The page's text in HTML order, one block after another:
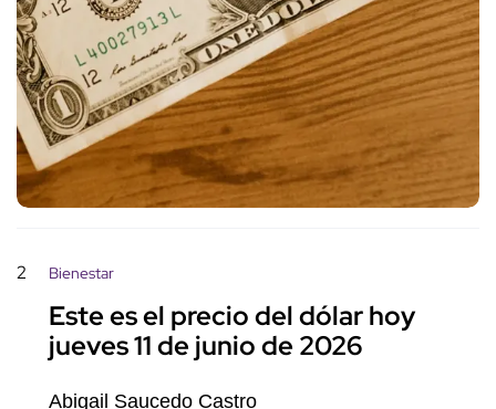
2 Bienestar
Este es el precio del dólar hoy
jueves 11 de junio de 2026
Abigail Saucedo Castro